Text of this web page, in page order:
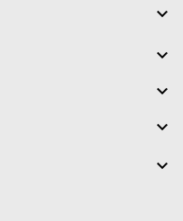




